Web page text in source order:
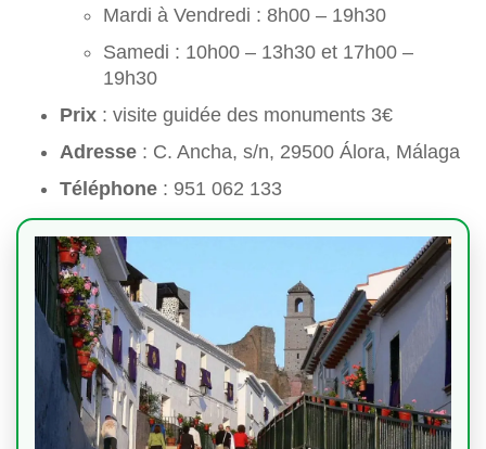
Mardi à Vendredi : 8h00 – 19h30
Samedi : 10h00 – 13h30 et 17h00 –
19h30
Prix : visite guidée des monuments 3€
Adresse : C. Ancha, s/n, 29500 Álora, Málaga
Téléphone : 951 062 133